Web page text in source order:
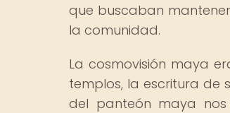
que buscaban
la comunidad.
La cosmovisión maya
templos, la escritura de
del panteón maya